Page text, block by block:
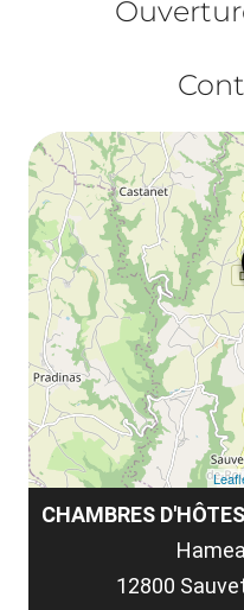
CHAMBRES
12800